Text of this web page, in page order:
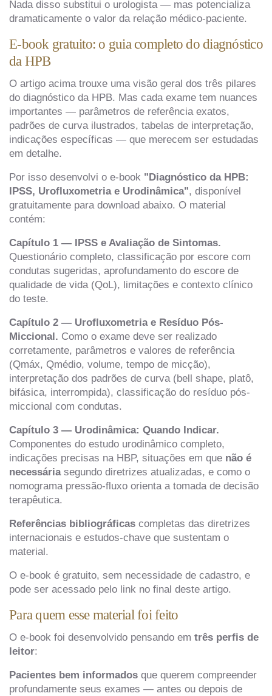
Nada disso substitui o urologista — mas potencializa
dramaticamente o valor da relação médico-paciente.
E-book gratuito: o guia completo do diagnóstico
da HPB
O artigo acima trouxe uma visão geral dos três pilares
do diagnóstico da HPB. Mas cada exame tem nuances
importantes — parâmetros de referência exatos,
padrões de curva ilustrados, tabelas de interpretação,
indicações específicas — que merecem ser estudadas
em detalhe.
Por isso desenvolvi o e-book "Diagnóstico da HPB:
IPSS, Urofluxometria e Urodinâmica", disponível
gratuitamente para download abaixo. O material
contém:
Capítulo 1 — IPSS e Avaliação de Sintomas.
Questionário completo, classificação por escore com
condutas sugeridas, aprofundamento do escore de
qualidade de vida (QoL), limitações e contexto clínico
do teste.
Capítulo 2 — Urofluxometria e Resíduo Pós-
Miccional. Como o exame deve ser realizado
corretamente, parâmetros e valores de referência
(Qmáx, Qmédio, volume, tempo de micção),
interpretação dos padrões de curva (bell shape, platô,
bifásica, interrompida), classificação do resíduo pós-
miccional com condutas.
Capítulo 3 — Urodinâmica: Quando Indicar.
Componentes do estudo urodinâmico completo,
indicações precisas na HBP, situações em que não é
necessáriasegundo diretrizes atualizadas, e como o
nomograma pressão-fluxo orienta a tomada de decisão
terapêutica.
Referências bibliográficas completas das diretrizes
internacionais e estudos-chave que sustentam o
material.
O e-book é gratuito, sem necessidade de cadastro, e
pode ser acessado pelo link no final deste artigo.
Para quem esse material foi feito
O e-book foi desenvolvido pensando em três perfis de
leitor:
Pacientes bem informados que querem compreender
profundamente seus exames — antes ou depois de